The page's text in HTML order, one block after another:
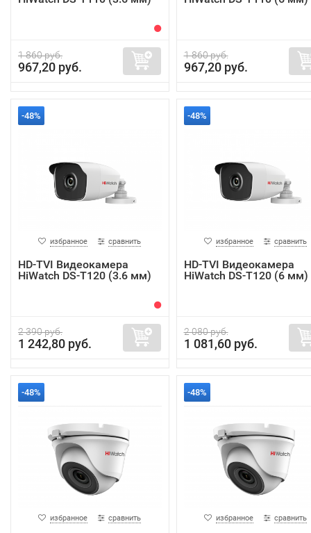
1 860 руб.
967,20 руб.
1 860 руб.
967,20 руб.
-48%
избранное сравнить
HD-TVI Видеокамера
HiWatch DS-T120 (3.6 мм)
2 390 руб.
1 242,80 руб.
-48%
избранное сравнить
HD-TVI Видеокамера
HiWatch DS-T120 (6 мм)
2 080 руб.
1 081,60 руб.
-48%
избранное сравнить
-48%
избранное сравнить